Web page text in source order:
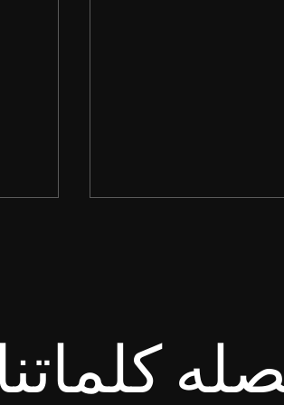
مِنْ أَجْلِ الْبِرِّ،
مَلَكُوتَ السَّمَاوَاتِ. إنجيل
اللهِ
كلماتنا